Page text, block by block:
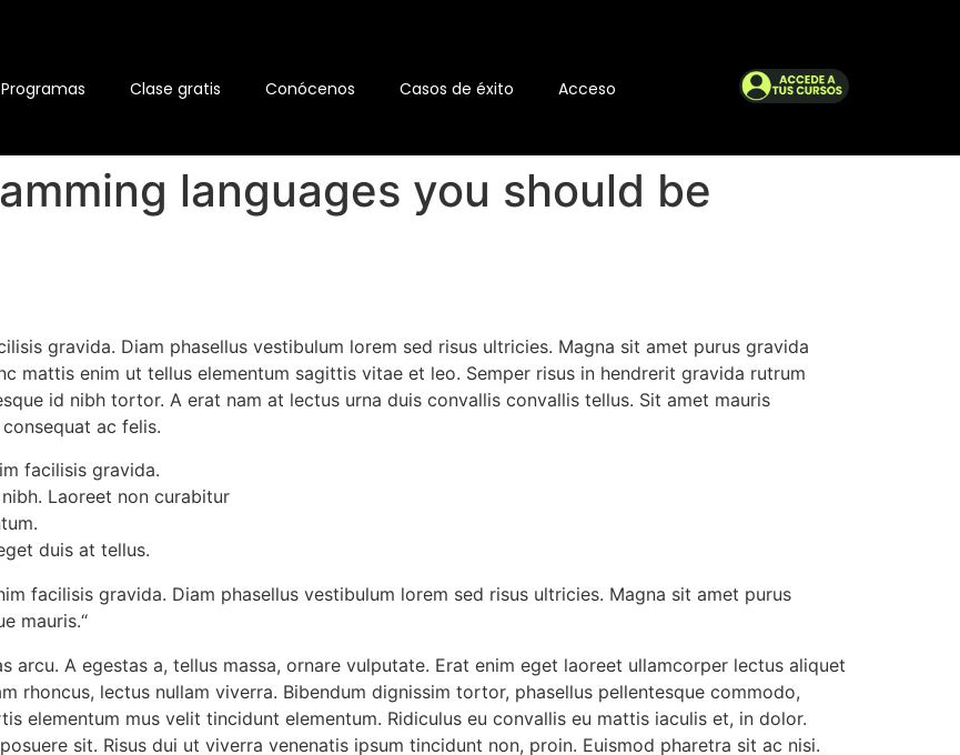
Programas Clase gratis Conócenos Casos de éxito Acceso
languages you should be
gravida. Diam phasellus vestibulum lorem sed risus ultricies. Magna sit amet purus gravida
mattis enim ut tellus elementum sagittis vitae et leo. Semper risus in hendrerit gravida rutrum
id nibh tortor. A erat nam at lectus urna duis convallis convallis tellus. Sit amet mauris
ac felis.
facilisis gravida.
Laoreet non curabitur
duis at tellus.
facilisis gravida. Diam phasellus vestibulum lorem sed risus ultricies. Magna sit amet purus
mauris.“
arcu. A egestas a, tellus massa, ornare vulputate. Erat enim eget laoreet ullamcorper lectus aliquet
rhoncus, lectus nullam viverra. Bibendum dignissim tortor, phasellus pellentesque commodo,
elementum mus velit tincidunt elementum. Ridiculus eu convallis eu mattis iaculis et, in dolor.
sit. Risus dui ut viverra venenatis ipsum tincidunt non, proin. Euismod pharetra sit ac nisi.